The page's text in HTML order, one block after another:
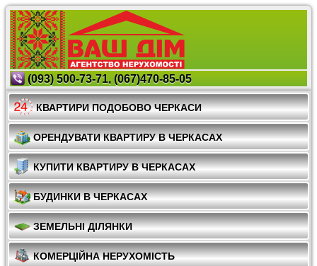
(093) 500-73-71, (067)470-85-05
КВАРТИРИ ПОДОБОВО ЧЕРКАСИ
ОРЕНДУВАТИ КВАРТИРУ В ЧЕРКАСАХ
КУПИТИ КВАРТИРУ В ЧЕРКАСАХ
БУДИНКИ В ЧЕРКАСАХ
ЗЕМЕЛЬНІ ДІЛЯНКИ
КОМЕРЦІЙНА НЕРУХОМІСТЬ